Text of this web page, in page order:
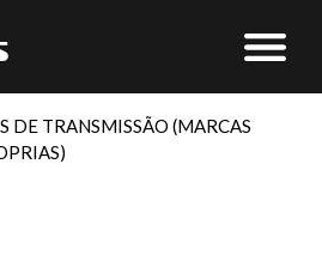
DE TRANSMISSÃO (MARCAS